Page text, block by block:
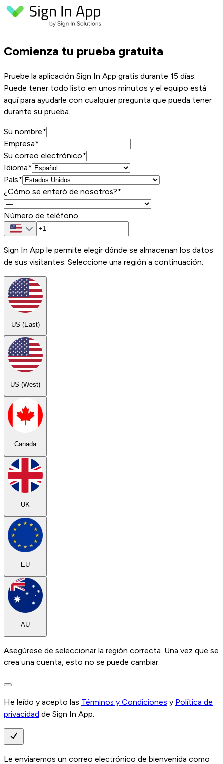
Comienza tu prueba gratuita
Pruebe la aplicación Sign In App gratis durante 15 días.
Puede tener todo listo en unos minutos y el equipo está
aquí para ayudarle con cualquier pregunta que pueda tener
durante su prueba.
Su nombre*
Empresa*
Su correo electrónico*
Idioma*
País*
¿Cómo se enteró de nosotros?*
Número de teléfono
Sign In App le permite elegir dónde se almacenan los datos
de sus visitantes. Seleccione una región a continuación:
US (East)
US (West)
Canada
UK
EU
AU
Asegúrese de seleccionar la región correcta. Una vez que se
crea una cuenta, esto no se puede cambiar.
He leído y acepto las Términos y Condiciones y Política de
privacidad de Sign In App.
Le enviaremos un correo electrónico de bienvenida como